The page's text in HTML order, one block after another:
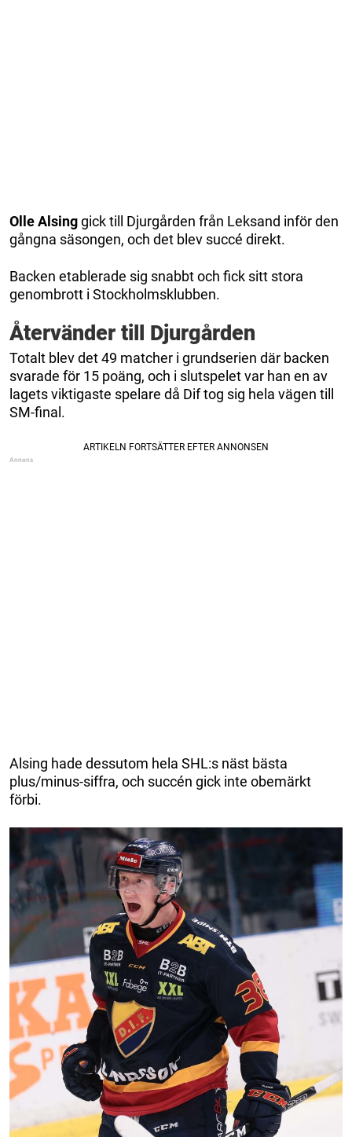
Olle Alsinggick till Djurgården från Leksand inför den
gångna säsongen, och det blev succé direkt.
Backen etablerade sig snabbt och fick sitt stora
genombrott i Stockholmsklubben.
Återvänder till Djurgården
Totalt blev det 49 matcher i grundserien där backen
svarade för 15 poäng, och i slutspelet var han en av
lagets viktigaste spelare då Dif tog sig hela vägen till
SM-final.
Alsing hade dessutom hela SHL:s näst bästa
plus/minus-siffra, och succén gick inte obemärkt
förbi.